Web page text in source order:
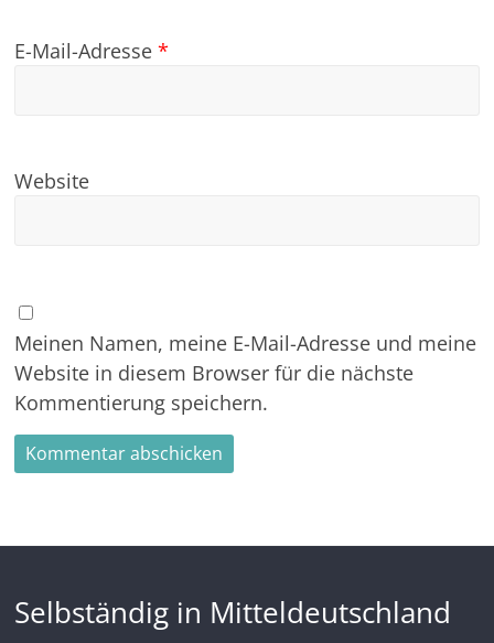
E-Mail-Adresse*
Website
Meinen Namen, meine E-Mail-Adresse und meine
Website in diesem Browser für die nächste
Kommentierung speichern.
Selbständig in Mitteldeutschland